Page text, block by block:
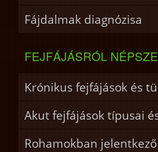
Fájdalmak diagnózisa
FEJFÁJÁSRÓL
Krónikus fejfájások és
Akut fejfájások típusai
Rohamokban